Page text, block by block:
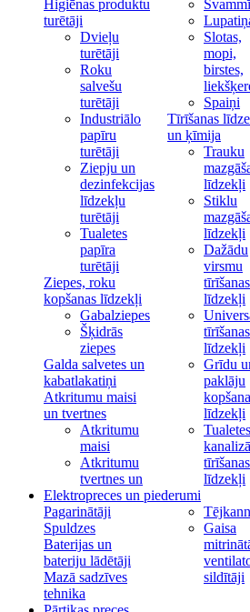
Higiēnas produktu
turētāji
Dvieļu
turētāji
Roku
salvešu
turētāji
Industriālo
papīru
turētāji
Ziepju un
dezinfekcijas
līdzekļu
turētāji
Tualetes
papīra
turētāji
Ziepes, roku
kopšanas līdzekļi
Gabalziepes
Šķidrās
ziepes
Galda salvetes un
kabatlakatiņi
Atkritumu maisi
un tvertnes
Atkritumu
maisi
Atkritumu
tvertnes un
Slotas,
mopi,
birstes,
Spaiņi
Tīrīšanas
un ķīmija
Trauku
līdzekļi
Stiklu
līdzekļi
Dažādu
virsmu
tīrīšanas
līdzekļi
tīrīšanas
līdzekļi
Grīdu
paklāju
līdzekļi
tīrīšanas
līdzekļi
Elektropreces un piederumi
Pagarinātāji
Spuldzes
Baterijas un
bateriju lādētāji
Mazā sadzīves
tehnika
Gaisa
sildītāji